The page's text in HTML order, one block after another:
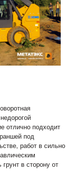
отлично подходит
под
работ в сильно
в сторону от